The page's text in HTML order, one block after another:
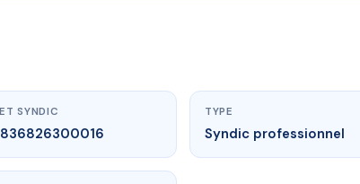
SYNDIC TYPE
Syndic professionnel